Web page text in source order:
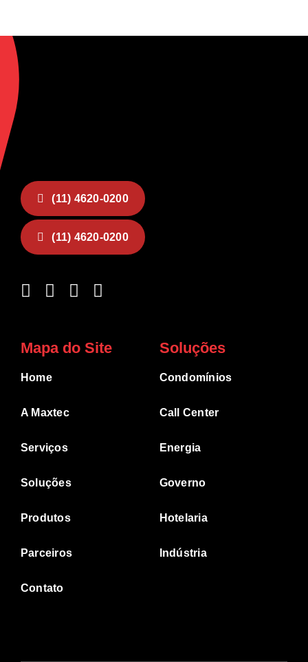
(11) 4620-0200
(11) 4620-0200
Mapa do Site
Home
A Maxtec
Serviços
Soluções
Produtos
Parceiros
Contato
Soluções
Condomínios
Call Center
Energia
Governo
Hotelaria
Indústria